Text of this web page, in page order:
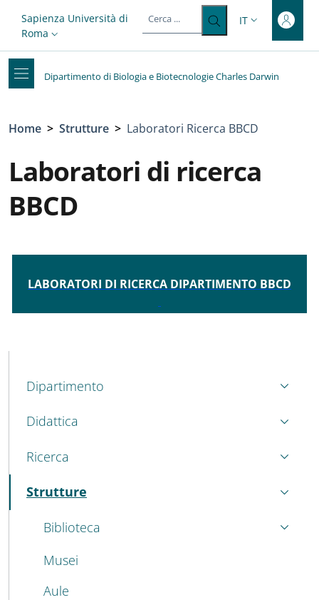
Top-level heading
Slim top
Sapienza Università di
Roma
SELETTORE
IT
Dipartimento di Biologia e Biotecnologie Charles Darwin
Briciole di pane
Home > Strutture > Laboratori Ricerca BBCD
Laboratori di ricerca
BBCD
LABORATORI DI RICERCA DIPARTIMENTO BBCD
MENU CEV SECOND NAVIGATION
Dipartimento
Didattica
Ricerca
Strutture
Attivo
Biblioteca
Musei
Aule